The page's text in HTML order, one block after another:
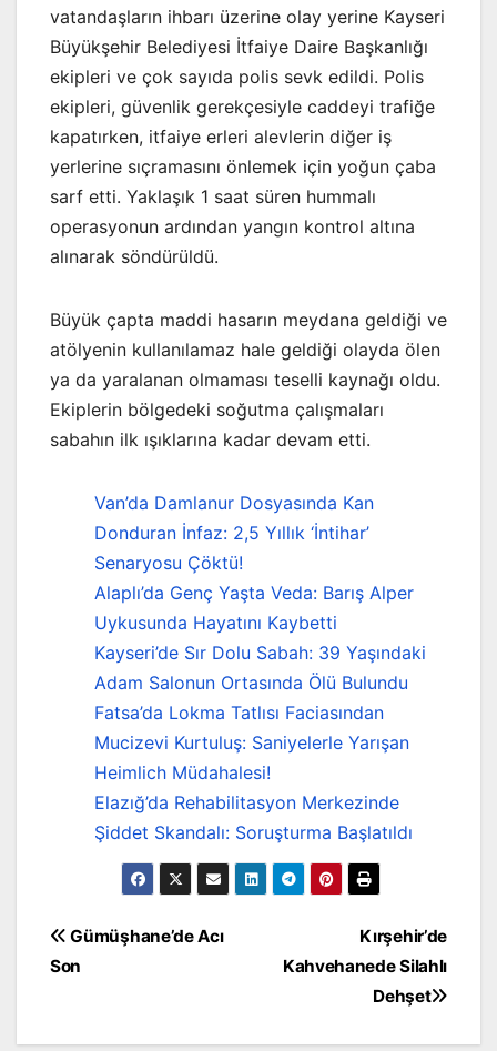
vatandaşların ihbarı üzerine olay yerine Kayseri
Büyükşehir Belediyesi İtfaiye Daire Başkanlığı
ekipleri ve çok sayıda polis sevk edildi. Polis
ekipleri, güvenlik gerekçesiyle caddeyi trafiğe
kapatırken, itfaiye erleri alevlerin diğer iş
yerlerine sıçramasını önlemek için yoğun çaba
sarf etti. Yaklaşık 1 saat süren hummalı
operasyonun ardından yangın kontrol altına
alınarak söndürüldü.
Büyük çapta maddi hasarın meydana geldiği ve
atölyenin kullanılamaz hale geldiği olayda ölen
ya da yaralanan olmaması teselli kaynağı oldu.
Ekiplerin bölgedeki soğutma çalışmaları
sabahın ilk ışıklarına kadar devam etti.
Van’da Damlanur Dosyasında Kan
Donduran İnfaz: 2,5 Yıllık ‘İntihar’
Senaryosu Çöktü!
Alaplı’da Genç Yaşta Veda: Barış Alper
Uykusunda Hayatını Kaybetti
Kayseri’de Sır Dolu Sabah: 39 Yaşındaki
Adam Salonun Ortasında Ölü Bulundu
Fatsa’da Lokma Tatlısı Faciasından
Mucizevi Kurtuluş: Saniyelerle Yarışan
Heimlich Müdahalesi!
Elazığ’da Rehabilitasyon Merkezinde
Şiddet Skandalı: Soruşturma Başlatıldı
Yazı
Kırşehir’de
Kahvehanede Silahlı
Dehşet
Gümüşhane’de Acı
Son